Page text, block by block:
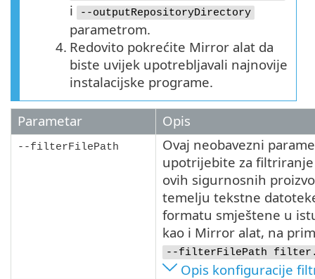
i --outputRepositoryDirectory
parametrom.
4. Redovito pokrećite Mirror alat da
biste uvijek upotrebljavali najnovije
instalacijske programe.
Parametar Opis
--filterFilePath
Ovaj neobavezni
upotrijebite za filtriranje
ovih sigurnosnih
temelju tekstne
formatu smještene u
kao i Mirror alat, na
--filterFilePath
Opis konfiguracije